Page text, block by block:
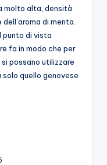
molto alta, densità
di menta.
punto di vista
fa in modo che per
possano utilizzare
quello genovese